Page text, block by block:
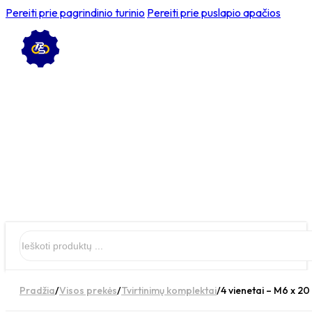
Pereiti prie pagrindinio turinio Pereiti prie puslapio apačios
Pradžia/Visos prekės/Tvirtinimų komplektai/4 vienetai – M6 x